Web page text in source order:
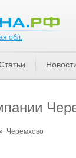
Черемхово
обл.